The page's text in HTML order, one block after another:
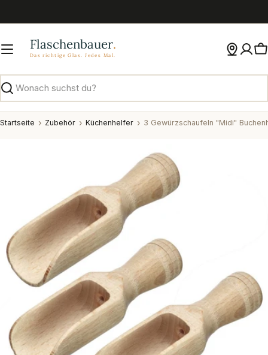
Inhalt
Suchen
Startseite Zubehör Küchenhelfer
Sie das Medium 0 im Modalformat